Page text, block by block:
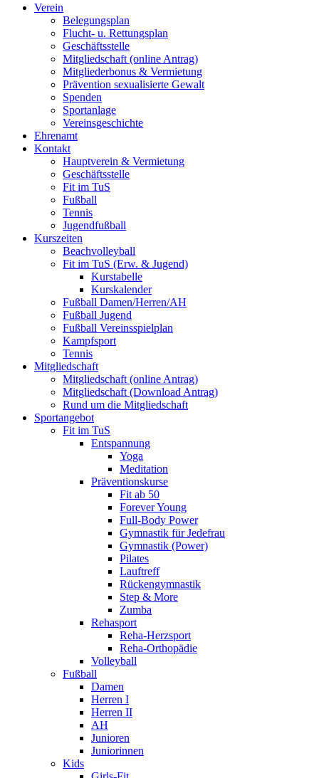
Verein
Belegungsplan
Flucht- u. Rettungsplan
Geschäftsstelle
Mitgliedschaft (online Antrag)
Mitgliederbonus & Vermietung
Prävention sexualisierte Gewalt
Spenden
Sportanlage
Vereinsgeschichte
Ehrenamt
Kontakt
Hauptverein & Vermietung
Geschäftsstelle
Fit im TuS
Fußball
Tennis
Jugendfußball
Kurszeiten
Beachvolleyball
Fit im TuS (Erw. & Jugend)
Kurstabelle
Kurskalender
Fußball Damen/Herren/AH
Fußball Jugend
Fußball Vereinsspielplan
Kampfsport
Tennis
Mitgliedschaft
Mitgliedschaft (online Antrag)
Mitgliedschaft (Download Antrag)
Rund um die Mitgliedschaft
Sportangebot
Fit im TuS
Entspannung
Yoga
Meditation
Präventionskurse
Fit ab 50
Forever Young
Full-Body Power
Gymnastik für Jedefrau
Gymnastik (Power)
Pilates
Lauftreff
Rückengymnastik
Step & More
Zumba
Rehasport
Reha-Herzsport
Reha-Orthopädie
Volleyball
Fußball
Damen
Herren I
Herren II
AH
Junioren
Juniorinnen
Kids